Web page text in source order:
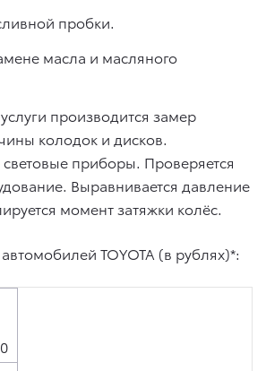
пробки.
масла и масляного
производится замер
колодок и дисков.
приборы. Проверяется
Выравнивается давление
момент затяжки колёс.
TOYOTA (в рублях)*: